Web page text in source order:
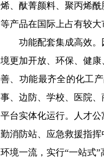
烯、酞菁颜料、聚丙烯
等产品在国际上占有较大
功能配套集成高效
境更加开放、环保、健
善、功能最齐全的化工
事、边防、学校、医院
平台实体化运行。人才
勤消防站、应急救援指
环境一流，实行“一站式”